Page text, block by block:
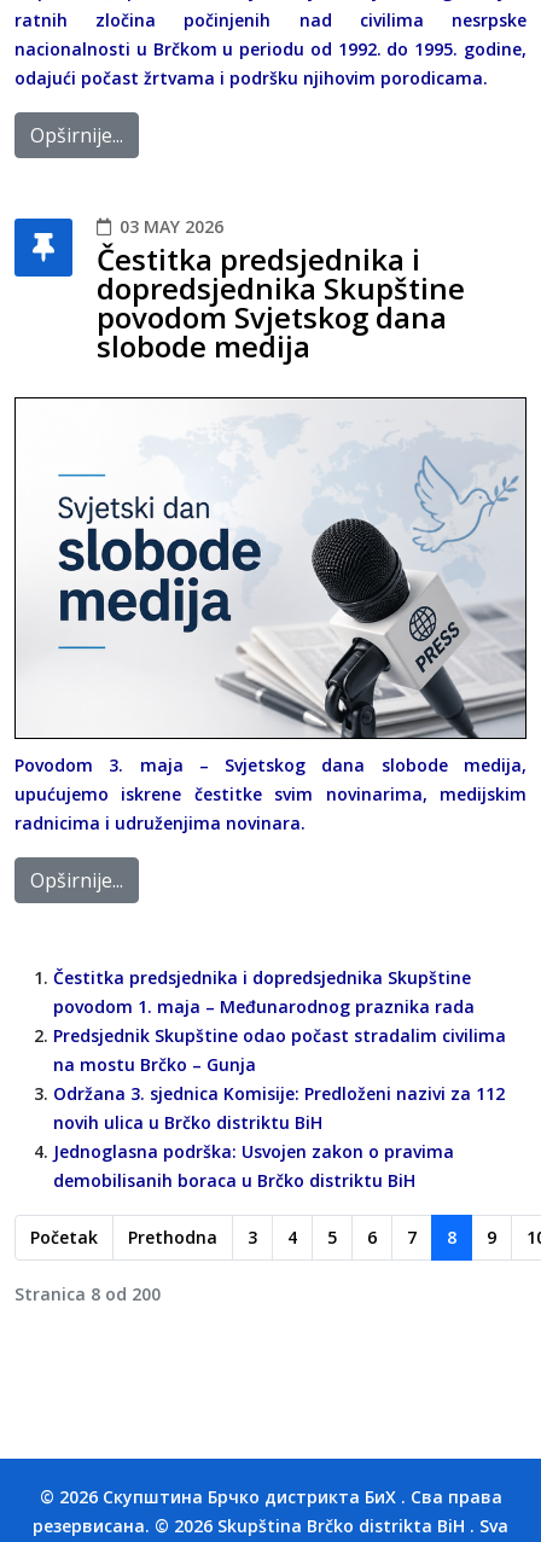
ratnih zločina počinjenih nad civilima nesrpske
nacionalnosti u Brčkom u periodu od 1992. do 1995. godine,
odajući počast žrtvama i podršku njihovim porodicama.
Opširnije...
03 MAY 2026
Čestitka predsjednika i
dopredsjednika Skupštine
povodom Svjetskog dana
slobode medija
Povodom 3. maja – Svjetskog dana slobode medija,
upućujemo iskrene čestitke svim novinarima, medijskim
radnicima i udruženjima novinara.
Opširnije...
Čestitka predsjednika i dopredsjednika Skupštine
povodom 1. maja – Međunarodnog praznika rada
Predsjednik Skupštine odao počast stradalim civilima
na mostu Brčko – Gunja
Održana 3. sjednica Komisije: Predloženi nazivi za 112
novih ulica u Brčko distriktu BiH
Jednoglasna podrška: Usvojen zakon o pravima
demobilisanih boraca u Brčko distriktu BiH
Početak Prethodna 3 4 5 6 7 8 9
Stranica 8 od 200
© 2026 Скупштина Брчко дистрикта БиХ . Сва права
резервисана. © 2026 Skupština Brčko distrikta BiH . Sva